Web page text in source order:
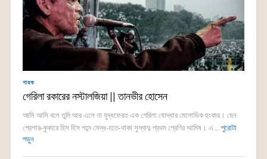
গায়ক
গেরিলা রকারের নস্টালজিয়া || তানভীর হোসেন
আসি আসি বলে তুমি আর এলে না যুদ্ধফেরত এক গেরিলা যোদ্ধার মেলোডিক হুংকার। যেন
প্রেশার-কুকারে হিস হিস শব্দে সেদ্ধ-হতে-থাকা সুস্বাদু প্রথম শ্রেণির আমিষ। এ... পুরোটা
পড়ুন